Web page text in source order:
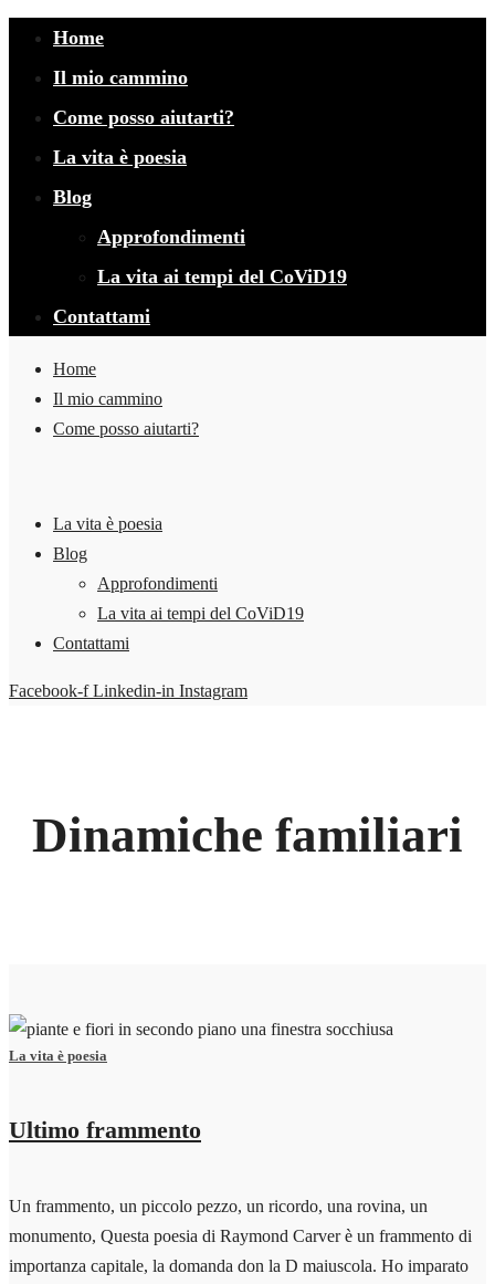
Home
Il mio cammino
Come posso aiutarti?
La vita è poesia
Blog
Approfondimenti
La vita ai tempi del CoViD19
Contattami
Home
Il mio cammino
Come posso aiutarti?
La vita è poesia
Blog
Approfondimenti
La vita ai tempi del CoViD19
Contattami
Facebook-f Linkedin-in Instagram
Dinamiche familiari
La vita è poesia
Ultimo frammento
Un frammento, un piccolo pezzo, un ricordo, una rovina, un
monumento, Questa poesia di Raymond Carver è un frammento di
importanza capitale, la domanda don la D maiuscola. Ho imparato